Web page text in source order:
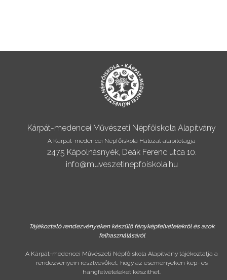
Kárpát-medencei Művészeti Népfőiskola Alapítvány
A Kárpát-medencei Népfőiskola Hálózat alapítótagja
2475 Kápolnásnyék, Deák Ferenc utca 10.
info@muveszetinepfoiskola.hu
Tájékoztató rendezvényeken készülő fényképfelvételekről és azok
felhasználásáról
A Kárpát-medencei Művészeti Népfőiskola Alapítvány tájékoztatja a
rendezvényein résztvevőket, hogy az eseményeken kép- és
hangfelvételeket készíthet.